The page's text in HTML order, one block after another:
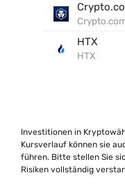
HTX
HTX
Investitionen in
Kursverlauf können sie
führen. Bitte stellen Sie
Risiken vollständig